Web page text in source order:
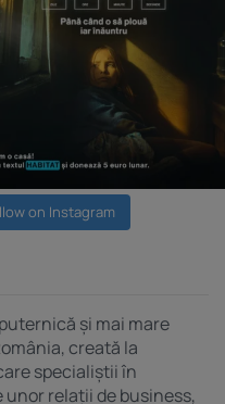
on Instagram
și mai mare
creată la
specialiștii în
relații de business,